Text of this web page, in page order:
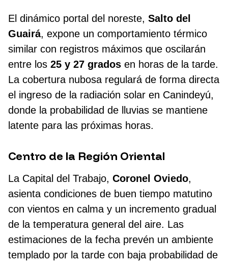
El dinámico portal del noreste, Salto del
Guairá, expone un comportamiento térmico
similar con registros máximos que oscilarán
entre los 25 y 27 grados en horas de la tarde.
La cobertura nubosa regulará de forma directa
el ingreso de la radiación solar en Canindeyú,
donde la probabilidad de lluvias se mantiene
latente para las próximas horas.
Centro de la Región Oriental
La Capital del Trabajo, Coronel Oviedo,
asienta condiciones de buen tiempo matutino
con vientos en calma y un incremento gradual
de la temperatura general del aire. Las
estimaciones de la fecha prevén un ambiente
templado por la tarde con baja probabilidad de